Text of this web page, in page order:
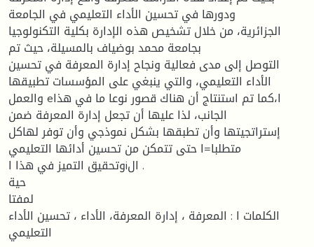
ودورها في تحسين الأداء التعليمي في الجامعة
الجزائرية، من خلال تشخيص هذه الإدارة بكلية التكنولوجيا
بجامعة محمد بوضياف بالمسيلة، حيث تم
التوصل إلى مدى فعالية ونجاح إدارة المعرفة في تحسين
الأداء التعليمي، والتي ينبغي على المؤسسات تطبيقها
والعمل eا،كما تم استنتاج أن هناك قصور نوعا ما في هذا
الجانب، لذا عليها أن تجعل إدارة المعرفة ضمن
إستراتجيتها وأن تطبقها بشكل نموذجي وأن توفر لهاكل
متطلبا=ا حتى تتمكن من تحسين أدائها التعليمي
وتحقيق التميز في هذا اiال .
حية
لمفتا
الكلمات ا : المعرفة ، إدارة المعرفة، الأداء ، تحسين الأداء
التعليمي